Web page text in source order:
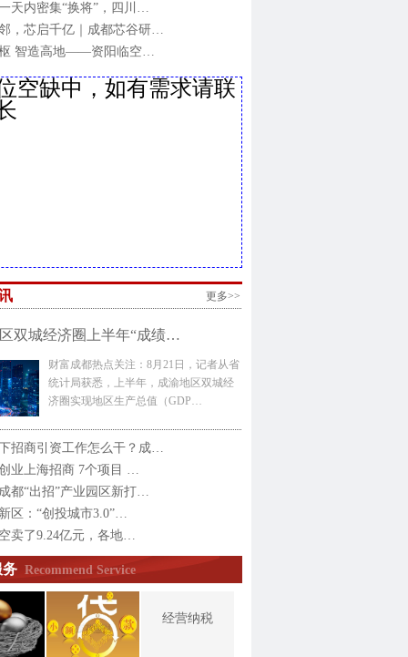
天内密集“换将”，四川…
，芯启千亿｜成都芯谷研…
智造高地——资阳临空…
空缺中，如有需求请联
更多>>
双城经济圈上半年“成绩…
财富成都热点关注：8月21日，记者从省
统计局获悉，上半年，成渝地区双城经
济圈实现地区生产总值（GDP…
招商引资工作怎么干？成…
业上海招商 7个项目 …
都“出招”产业园区新打…
区：“创投城市3.0”…
卖了9.24亿元，各地…
务 Recommend Service
经营纳税